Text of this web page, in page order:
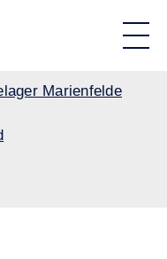
Marienfelde Startseite
Marienfelde